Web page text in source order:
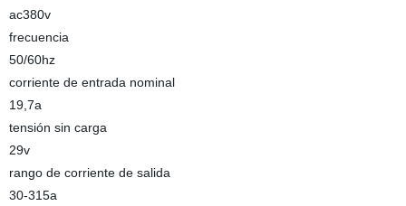
ac380v
frecuencia
50/60hz
corriente de entrada nominal
19,7a
tensión sin carga
29v
rango de corriente de salida
30-315a